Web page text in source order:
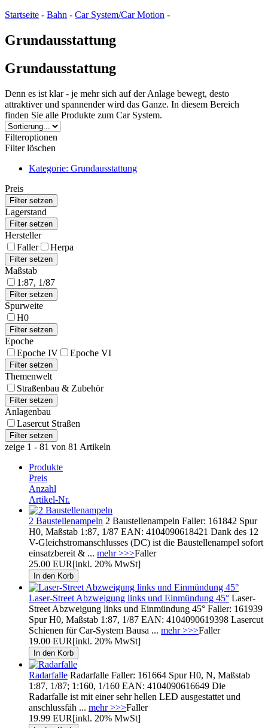
Startseite - Bahn - Car System/Car Motion -
Grundausstattung
Grundausstattung
Denn es ist klar - je mehr sich auf der Anlage bewegt, desto
attraktiver und spannender wird das Ganze. In diesem Bereich
finden Sie alle Produkte zum Car System.
Filteroptionen
Filter löschen
Kategorie: Grundausstattung
Preis
Lagerstand
Hersteller
Faller
Herpa
Maßstab
1:87, 1/87
Spurweite
H0
Epoche
Epoche IV
Epoche VI
Themenwelt
Straßenbau & Zubehör
Anlagenbau
Lasercut Straßen
zeige 1 - 81 von 81 Artikeln
Produkte
Preis
Anzahl
Artikel-Nr.
2 Baustellenampeln 2 Baustellenampeln Faller: 161842 Spur
H0, Maßstab 1:87, 1/87 EAN: 4104090618421 Dank des 12
V-Gleichstromanschlusses (DC) ist die Baustellenampel sofort
einsatzbereit & ... mehr >>>Faller
25.00 EUR[inkl. 20% MwSt]
Laser-Street Abzweigung links und Einmündung 45° Laser-
Street Abzweigung links und Einmündung 45° Faller: 161939
Spur H0, Maßstab 1:87, 1/87 EAN: 4104090619398 Lasercut
Schienen für Car-System Bausa ... mehr >>>Faller
19.00 EUR[inkl. 20% MwSt]
Radarfalle Radarfalle Faller: 161664 Spur H0, N, Maßstab
1:87, 1/87; 1:160, 1/160 EAN: 4104090616649 Die
Radarfalle ist mit einer sehr hellen LED ausgestattet und
anschlussfäh ... mehr >>>Faller
19.99 EUR[inkl. 20% MwSt]